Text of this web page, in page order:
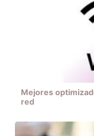
Mejores
red